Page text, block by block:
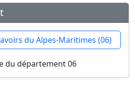
du Alpes-Maritimes (06)